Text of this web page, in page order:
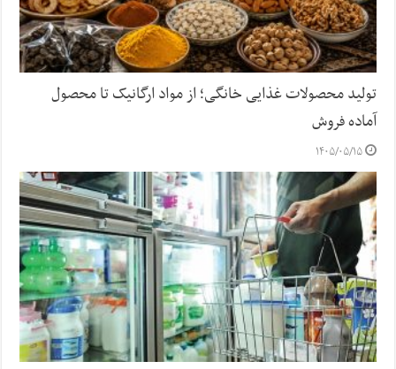
تولید محصولات غذایی خانگی؛ از مواد ارگانیک تا محصول
آماده فروش
۱۴۰۵/۰۵/۱۵